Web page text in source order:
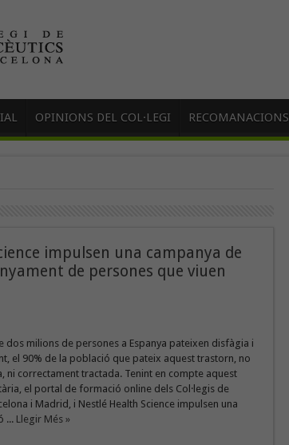
OPINIONS DEL COL·LEGI RECOMANACIONS
impulsen una campanya de
de persones que viuen
dos milions de persones a Espanya pateixen disfàgia i
el 90% de la població que pateix aquest trastorn, no
ni correctament tractada. Tenint en compte aquest
el portal de formació online dels Col·legis de
i Madrid, i Nestlé Health Science impulsen una
... Llegir Més »